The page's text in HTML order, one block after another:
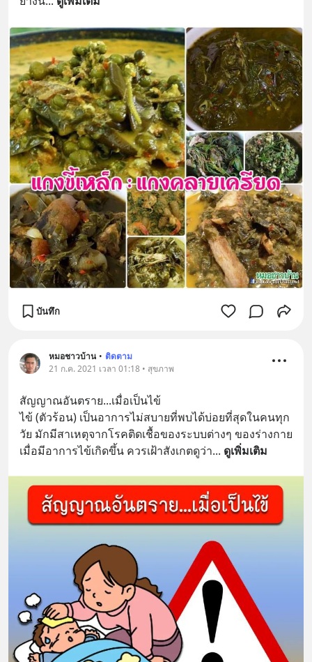
บันทึก
หมอชาวบ้าน • ติดตาม
21 ก.ค. 2021 เวลา 01:18 • สุขภาพ
สัญญาณอันตราย...เมื่อเป็นไข้
ไข้ (ตัวร้อน) เป็นอาการไม่สบายที่พบได้บ่อยที่สุดในคนทุก
วัย มักมีสาเหตุจากโรคติดเชื้อของระบบต่างๆ ของร่างกาย
เมื่อมีอาการไข้เกิดขึ้น ควรเฝ้าสังเกตดูว่า... ดูเพิ่มเติม